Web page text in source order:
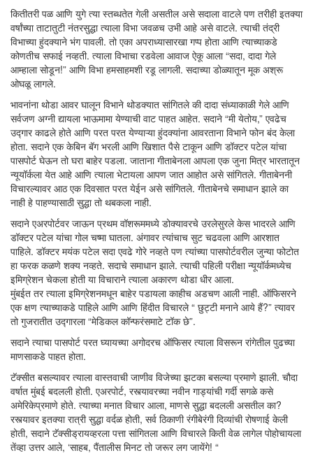
कितीतरी पळ आणि युगे त्या स्तब्धतेत गेली असतील असे सदाला वाटले पण तरीही इतक्या
वर्षांच्या ताटातुटी नंतरसुद्धा त्याला विभा जवळच उभी आहे असे वाटले. त्याची तंद्री
विभाच्या हुंदक्याने भंग पावली. तो एका अपराध्यासारखा गप्प होता आणि त्याच्याकडे
कोणतीच सफाई नव्हती. त्याला विभाचा रडवेला आवाज ऐकू आला “सदा, दादा गेले
आम्हाला सोडून!” आणि विभा हमसाहमशी रडू लागली. सदाच्या डोळ्यातून मूक अश्रू
ओघळू लागले.
भावनांना थोडा आवर घालून विभाने थोडक्यात सांगितले की दादा संध्याकाळी गेले आणि
सर्वजण अग्नी द्यायला भाऊमामा येण्याची वाट पाहत आहेत. सदाने “मी येतोय,” एवढेच
उद्गार काढले होते आणि परत परत येण्याऱ्या हुंदक्यांना आवरताना विभाने फोन बंद केला
होता. सदाने एक केबिन बॅग भरली आणि खिशात पैसे टाकून आणि डॉक्टर पटेल यांचा
पासपोर्ट घेऊन तो घरा बाहेर पडला. जाताना गीताबेनला आपला एक जुना मित्र भारतातून
न्यूयॉर्कला येत आहे आणि त्याला भेटायला आपण जात आहोत असे सांगितले. गीताबेननी
विचारल्यावर आठ एक दिवसात परत येईन असे सांगितले. गीताबेनचे समाधान झाले का
नाही हे पाहण्यासाठी सुद्धा तो थबकला नाही.
सदाने एअरपोर्टवर जाऊन प्रथम वॉशरूममध्ये डोक्यावरचे उरलेसुरले केस भादरले आणि
डॉक्टर पटेल यांचा गोल चष्मा घातला. अंगावर त्यांचाच सुट चढवला आणि आरशात
पाहिले. डॉक्टर मयंक पटेल सदा एवढे गोरे नव्हते पण त्यांच्या पासपोर्टवरील जुन्या फोटोत
हा फरक कळणे शक्य नव्हते. सदाचे समाधान झाले. त्याची पहिली परीक्षा न्यूयॉर्कमध्येच
इमिग्रेशन चेकला होती या विचाराने त्याला अकारण थोडा धीर आला.
मुंबईत तर त्याला इमिग्रेशनमधून बाहेर पडायला काहीच अडचण आली नाही. ऑफिसरने
एक क्षण त्याच्याकडे पाहिले आणि आणि हिंदीत विचारले “ छुट्टी मनाने आये हैं?” त्यावर
तो गुजरातीत उद्गारला “मेडिकल कॉन्फरंसमाटे टॉक छे”.
सदाने त्याचा पासपोर्ट परत घ्यायच्या अगोदरच ऑफिसर त्याला विसरून रांगेतील पुढच्या
माणसाकडे पाहत होता.
टॅक्सीत बसल्यावर त्याला वास्तवाची जाणीव विजेच्या झटका बसल्या प्रमाणे झाली. चौदा
वर्षात मुंबई बदलली होती. एअरपोर्ट, रस्त्यावरच्या नवीन गाड्यांची गर्दी सगळे कसे
अमेरिकेप्रमाणे होते. त्याच्या मनात विचार आला, माणसे सुद्धा बदलली असतील का?
रस्त्यावर इतक्या रात्री सुद्धा वर्दळ होती, सर्व ठिकाणी रंगीबेरंगी दिव्यांची रोषणाई केली
होती, सदाने टॅक्सीड्रायव्हरला पत्ता सांगितला आणि विचारले किती वेळ लागेल पोहोचायला
तेंव्हा उत्तर आले, ‘साहब, पैंतालीस मिनट तो जरूर लग जायेंगे! “